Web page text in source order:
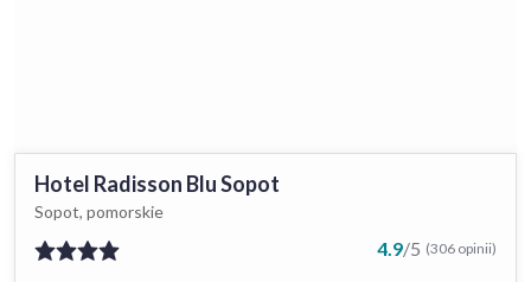
Hotel Radisson Blu Sopot
Sopot, pomorskie
4.9/5 (306 opinii)